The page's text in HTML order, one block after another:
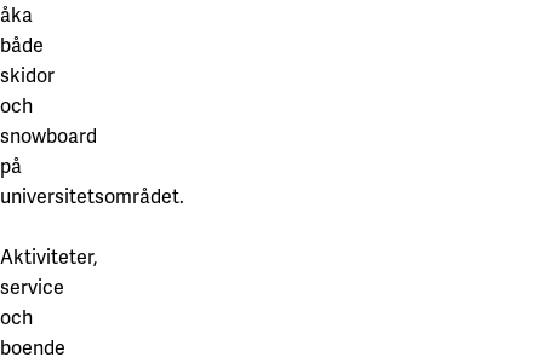
åka
både
skidor
och
snowboard
på
universitetsområdet.
Aktiviteter,
service
och
boende